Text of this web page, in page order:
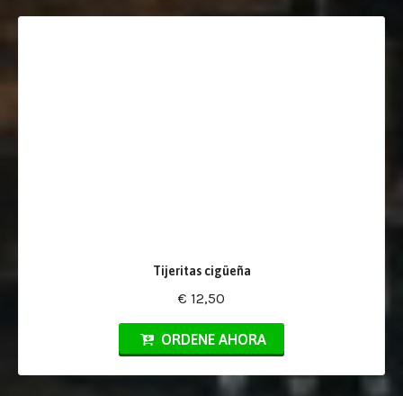
Tijeritas cigüeña
€ 12,50
ORDENE AHORA